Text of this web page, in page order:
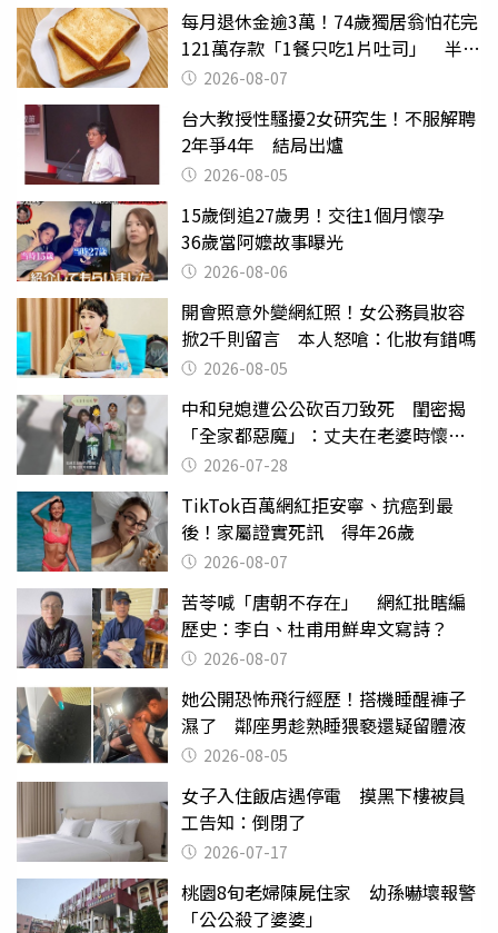
每月退休金逾3萬！74歲獨居翁怕花完
121萬存款「1餐只吃1片吐司」 半年
後暴瘦嚇壞女兒
2026-08-07
台大教授性騷擾2女研究生！不服解聘
2年爭4年 結局出爐
2026-08-05
15歲倒追27歲男！交往1個月懷孕
36歲當阿嬤故事曝光
2026-08-06
開會照意外變網紅照！女公務員妝容
掀2千則留言 本人怒嗆：化妝有錯嗎
2026-08-05
中和兒媳遭公公砍百刀致死 閨密揭
「全家都惡魔」：丈夫在老婆時懷孕
摔東西
2026-07-28
TikTok百萬網紅拒安寧、抗癌到最
後！家屬證實死訊 得年26歲
2026-08-07
苦苓喊「唐朝不存在」 網紅批瞎編
歷史：李白、杜甫用鮮卑文寫詩？
2026-08-07
她公開恐怖飛行經歷！搭機睡醒褲子
濕了 鄰座男趁熟睡猥褻還疑留體液
2026-08-05
女子入住飯店遇停電 摸黑下樓被員
工告知：倒閉了
2026-07-17
桃園8旬老婦陳屍住家 幼孫嚇壞報警
「公公殺了婆婆」